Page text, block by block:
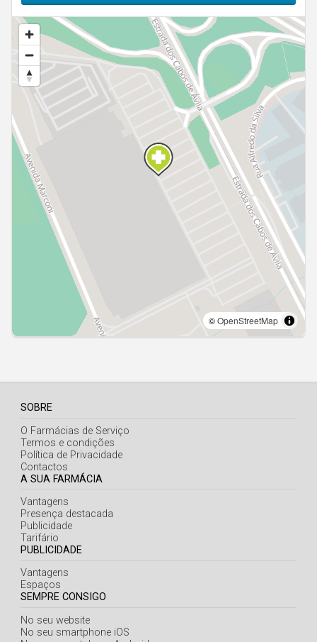
SOBRE
O Farmácias de Serviço
Termos e condições
Política de Privacidade
Contactos
A SUA FARMÁCIA
Vantagens
Presença destacada
Publicidade
Tarifário
PUBLICIDADE
Vantagens
Espaços
SEMPRE CONSIGO
No seu website
No seu smartphone iOS